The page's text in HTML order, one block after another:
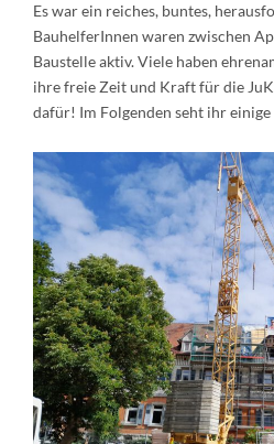
Es war ein reiches, buntes,
BauhelferInnen waren zwischen
Baustelle aktiv. Viele haben
ihre freie Zeit und Kraft für die
dafür! Im Folgenden seht ihr